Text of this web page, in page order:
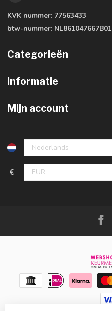
KVK nummer: 77563433
btw-nummer: NL861047667B01
Categorieën
Informatie
Mijn account
€